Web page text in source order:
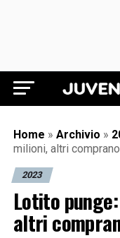
Home » Archivio »
milioni, altri
2023
Lotito
altri